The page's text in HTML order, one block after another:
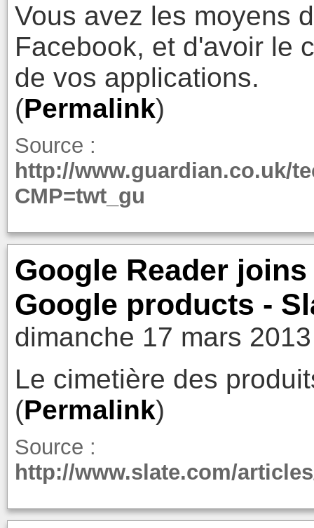
Vous avez les moyens
Facebook, et d'avoir le
de vos applications.
(Permalink)
Source :
http://www.guardian.co.uk/
CMP=twt_gu
Google Reader
Google products -
dimanche 17 mars
Le cimetière des
(Permalink)
Source :
http://www.slate.com/